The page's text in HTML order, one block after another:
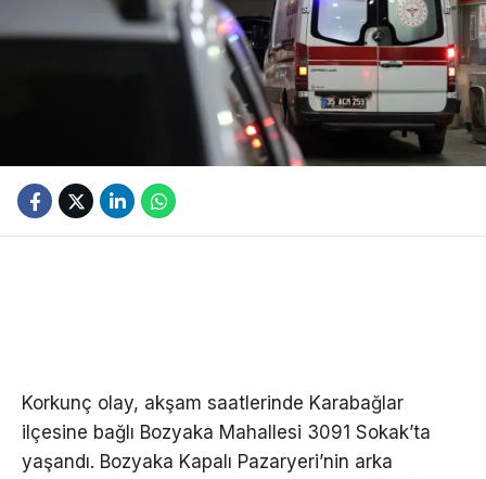
Korkunç olay, akşam saatlerinde Karabağlar
ilçesine bağlı Bozyaka Mahallesi 3091 Sokak’ta
yaşandı. Bozyaka Kapalı Pazaryeri’nin arka